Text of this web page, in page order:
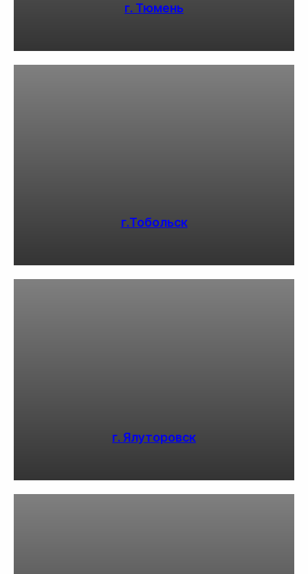
г. Тюмень
г.Тобольск
г. Ялуторовск